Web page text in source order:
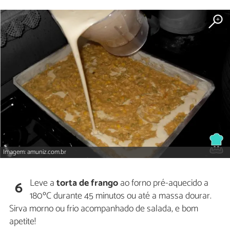
Imagem: amuniz.com.br
6 Leve atorta de frangoao forno pré-aquecido a
180ºC durante 45 minutos ou até a massa dourar.
Sirva morno ou frio acompanhado de salada, e bom
apetite!